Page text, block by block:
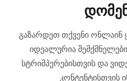
გაზარდეთ თქვენი ონლაინ
იდეალურია
სტრიმპერებისთვის და
კონტენტისთვის